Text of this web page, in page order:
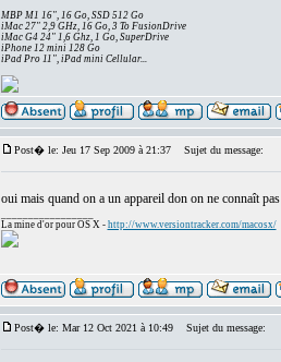
MBP M1 16", 16 Go, SSD 512 Go
iMac 27" 2,9 GHz, 16 Go, 3 To FusionDrive
iMac G4 24" 1,6 Ghz, 1 Go, SuperDrive
iPhone 12 mini 128 Go
iPad Pro 11", iPad mini Cellular...
Post� le: Jeu 17 Sep 2009 à 21:37 Sujet du message:
oui mais quand on a un appareil don on ne connaît
La mine d'or pour OS X - http://www.versiontracker.com/macosx/
Post� le: Mar 12 Oct 2021 à 10:49 Sujet du message: